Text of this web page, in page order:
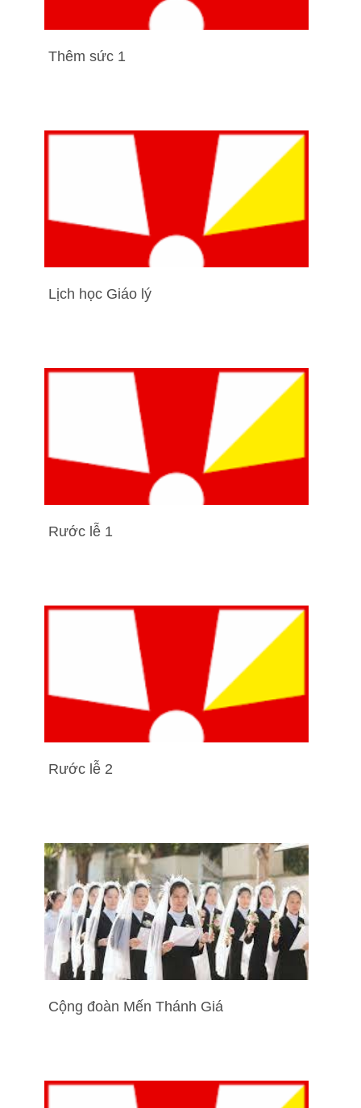
Thêm sức 1
Lịch học Giáo lý
Rước lễ 1
Rước lễ 2
Cộng đoàn Mến Thánh Giá